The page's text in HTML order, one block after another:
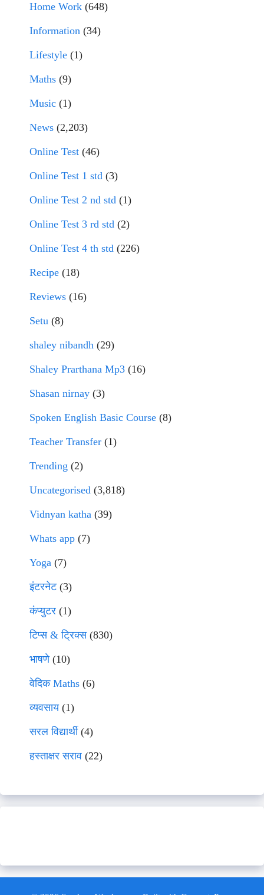
Home Work (648)
Information (34)
Lifestyle (1)
Maths (9)
Music (1)
News (2,203)
Online Test (46)
Online Test 1 std (3)
Online Test 2 nd std (1)
Online Test 3 rd std (2)
Online Test 4 th std (226)
Recipe (18)
Reviews (16)
Setu (8)
shaley nibandh (29)
Shaley Prarthana Mp3 (16)
Shasan nirnay (3)
Spoken English Basic Course (8)
Teacher Transfer (1)
Trending (2)
Uncategorised (3,818)
Vidnyan katha (39)
Whats app (7)
Yoga (7)
इंटरनेट(3)
कंप्युटर (1)
टिप्स & ट्रिक्स(830)
भाषणे(10)
वेदिक Maths (6)
व्यवसाय(1)
सरल विद्यार्थी(4)
हस्ताक्षर सराव (22)